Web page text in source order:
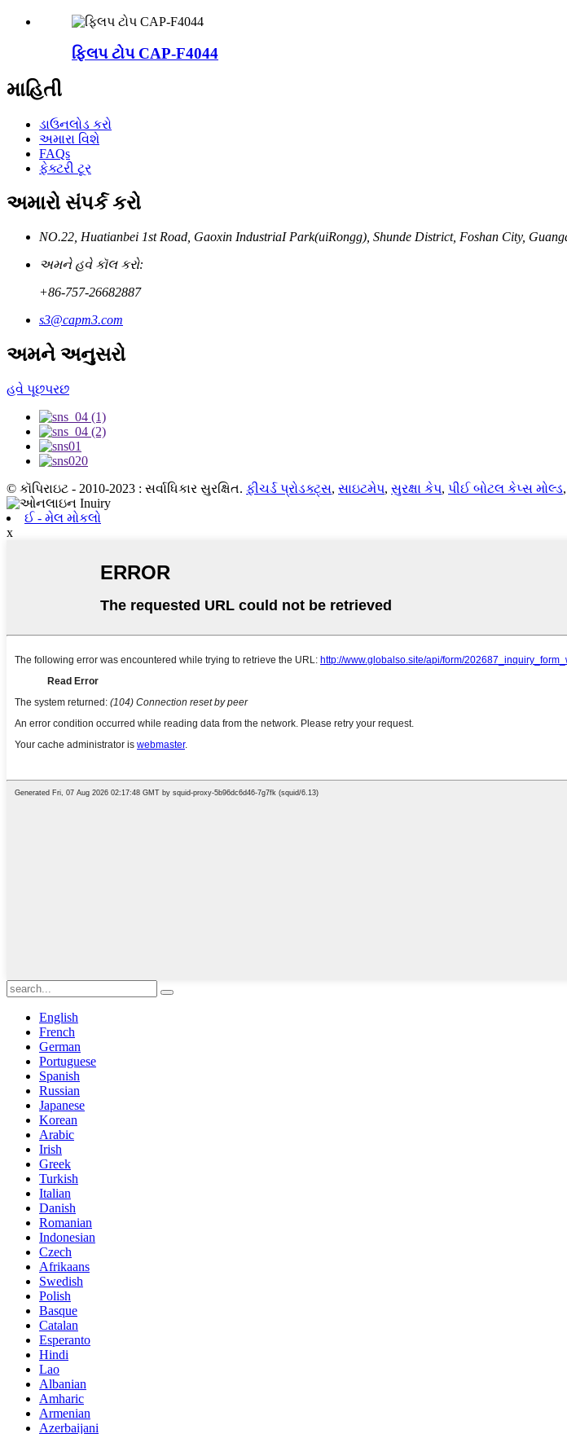
ફ્લિપ ટોપ CAP-F4044
માહિતી
ડાઉનલોડ કરો
અમારા વિશે
FAQs
ફેક્ટરી ટૂર
અમારો સંપર્ક કરો
NO.22, Huatianbei 1st Road, Gaoxin IndustriaI Park(uiRongg), Shunde District, Foshan City,
અમને હવે કૉલ કરો:
+86-757-26682887
s3@capm3.com
અમને અનુસરો
હવે પૂછપરછ
© કૉપિરાઇટ - 2010-2023 : સર્વાધિકાર સુરક્ષિત. ફીચર્ડ પ્રોડક્ટ્સ, સાઇટમેપ, સુરક્ષા કેપ, પીઈ બોટલ કેપ્સ મોલ્ડ,
ઈ - મેલ મોકલો
x
English
French
German
Portuguese
Spanish
Russian
Japanese
Korean
Arabic
Irish
Greek
Turkish
Italian
Danish
Romanian
Indonesian
Czech
Afrikaans
Swedish
Polish
Basque
Catalan
Esperanto
Hindi
Lao
Albanian
Amharic
Armenian
Azerbaijani